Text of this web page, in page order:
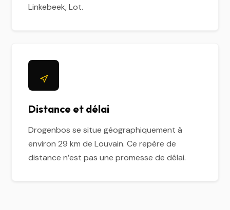
Linkebeek, Lot.
Distance et délai
Drogenbos se situe géographiquement à
environ 29 km de Louvain. Ce repère de
distance n’est pas une promesse de délai.